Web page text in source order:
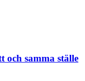
och samma ställe